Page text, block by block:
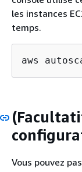
les instances
temps.
aws
Vous pouvez